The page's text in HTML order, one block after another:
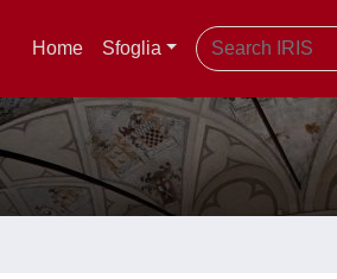
Home Sfoglia